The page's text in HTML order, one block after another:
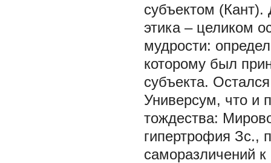
субъектом (Кант).
этика – целиком
мудрости:
которому был
субъекта.
Универсум, что и
тождества:
гипертрофия Зс.,
саморазличений